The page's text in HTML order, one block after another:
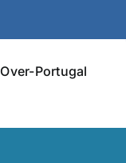
Over-Portugal